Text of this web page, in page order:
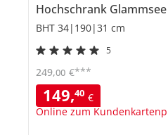
Hochschrank Glammsee
BHT 34|190|31 cm
5
149,40 €
Online zum
249,00 €***